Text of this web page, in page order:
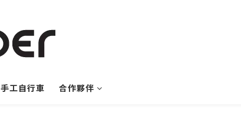
手工自行車 合作夥伴